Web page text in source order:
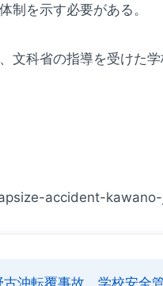
制を示す必要がある。
文科省の指導を受けた
accident-
古沖転覆事故 学校安全